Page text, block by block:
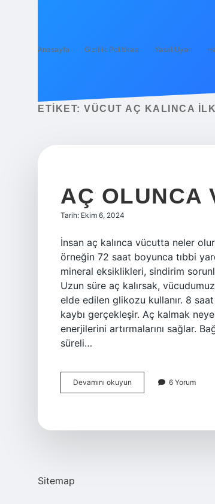
Anasayfa Gizlilik Politikası Yasal Uyarı
ETIKET: VÜCUT AÇ KALINCA
AÇ OLUNCA
Tarih: Ekim 6, 2024
İnsan aç kalınca vücutta neler
örneğin 72 saat boyunca tıbbi
mineral eksiklikleri, sindirim
Uzun süre aç kalırsak,
elde edilen glikozu kullanır. 8
kaybı gerçekleşir. Aç kalmak
enerjilerini artırmalarını sağlar.
süreli…
Devamını okuyun
Olunca
6 Yorum
Sitemap